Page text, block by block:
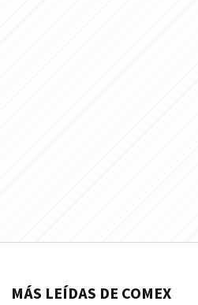
MÁS LEÍDAS DE COMEX